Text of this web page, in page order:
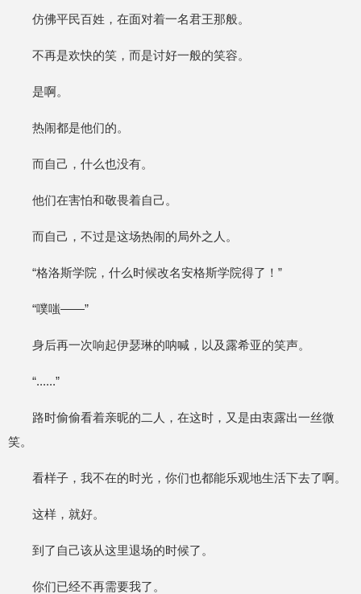
仿佛平民百姓，在面对着一名君王那般。
不再是欢快的笑，而是讨好一般的笑容。
是啊。
热闹都是他们的。
而自己，什么也没有。
他们在害怕和敬畏着自己。
而自己，不过是这场热闹的局外之人。
“格洛斯学院，什么时候改名安格斯学院得了！”
“噗嗤——”
身后再一次响起伊瑟琳的呐喊，以及露希亚的笑声。
“......”
路时偷偷看着亲昵的二人，在这时，又是由衷露出一丝微
笑。
看样子，我不在的时光，你们也都能乐观地生活下去了啊。
这样，就好。
到了自己该从这里退场的时候了。
你们已经不再需要我了。